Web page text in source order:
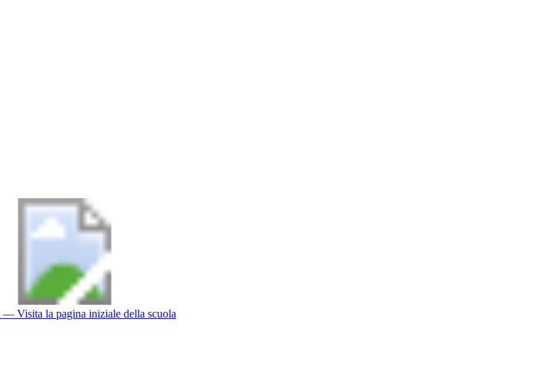
— Visita la pagina iniziale della scuola